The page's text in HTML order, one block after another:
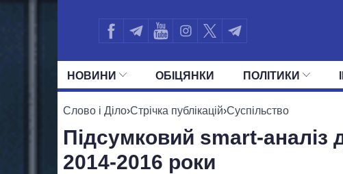
НОВИНИ ОБIЦЯНКИ ПОЛIТИКИ
УСІ ПОЛІТИКИ ПРЕЗИДЕНТ І ОФІС
Слово і Діло›Стрічка публікацій›Суспільство
Підсумковий smart-аналіз
2014-2016 роки